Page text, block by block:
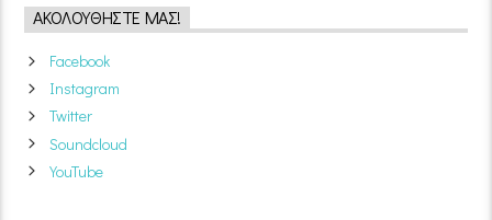
ΑΚΟΛΟΥΘΉΣΤΕ ΜΑΣ!
Facebook
Instagram
Twitter
Soundcloud
YouTube